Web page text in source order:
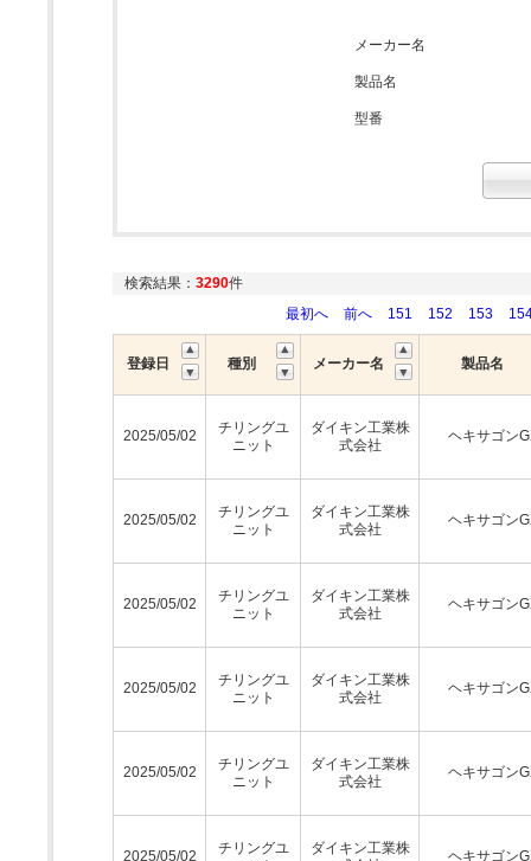
メーカー名
製品名
型番
検索結果： 3290件
最初へ
前へ 151 152 153
登録日 種別 メーカー名 製品名
2025/05/02
チリングユ
ニット
ダイキン工業株
式会社
ヘキサゴン
2025/05/02
チリングユ
ニット
ダイキン工業株
式会社
ヘキサゴン
2025/05/02
チリングユ
ニット
ダイキン工業株
式会社
ヘキサゴン
2025/05/02
チリングユ
ニット
ダイキン工業株
式会社
ヘキサゴン
2025/05/02
チリングユ
ニット
ダイキン工業株
式会社
ヘキサゴン
2025/05/02
チリングユ
ダイキン工業株
ヘキサゴン